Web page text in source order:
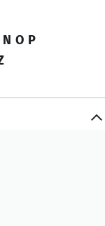
N O P